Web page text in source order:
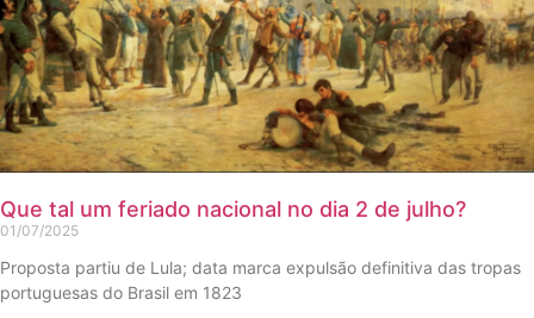
Que tal um feriado nacional no dia 2 de julho?
01/07/2025
Proposta partiu de Lula; data marca expulsão definitiva das tropas
portuguesas do Brasil em 1823